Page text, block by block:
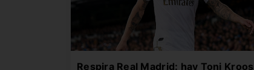
Respira Real Madrid: hay Toni Kroos